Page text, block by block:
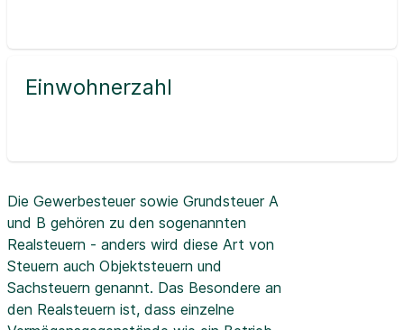
Einwohnerzahl
Die Gewerbesteuer sowie Grundsteuer A
und B gehören zu den sogenannten
Realsteuern - anders wird diese Art von
Steuern auch Objektsteuern und
Sachsteuern genannt. Das Besondere an
den Realsteuern ist, dass einzelne